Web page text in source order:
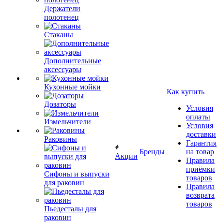
Держатели
полотенец
Стаканы
Дополнительные
аксессуары
Кухонные мойки
Дозаторы
Измельчители
Раковины
Сифоны и выпуски
для раковин
Пьедесталы для
раковин
Акции
Бренды
Как купить
Условия
оплаты
Условия
доставки
Гарантия
на товар
Правила
приёмки
товаров
Правила
возврата
товаров